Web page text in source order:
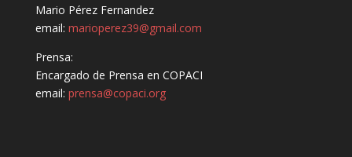
Mario Pérez Fernandez
email: marioperez39@gmail.com
Prensa:
Encargado de Prensa en COPACI
email: prensa@copaci.org